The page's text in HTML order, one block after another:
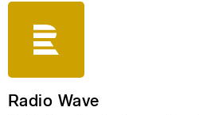
Radio Wave